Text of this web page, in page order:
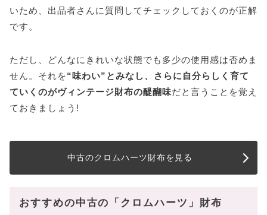
いため、出品者さんに質問してチェックしておくのが正解
です。
ただし、どんなにきれいな状態でも多少の使用感は否めま
せん。それを“味わい”とみなし、さらに自分らしく育て
ていくのがヴィンテージ財布の醍醐味だと言うことを覚え
ておきましょう!
中古のクロムハーツ財布を見る
おすすめの中古の「クロムハーツ」財布